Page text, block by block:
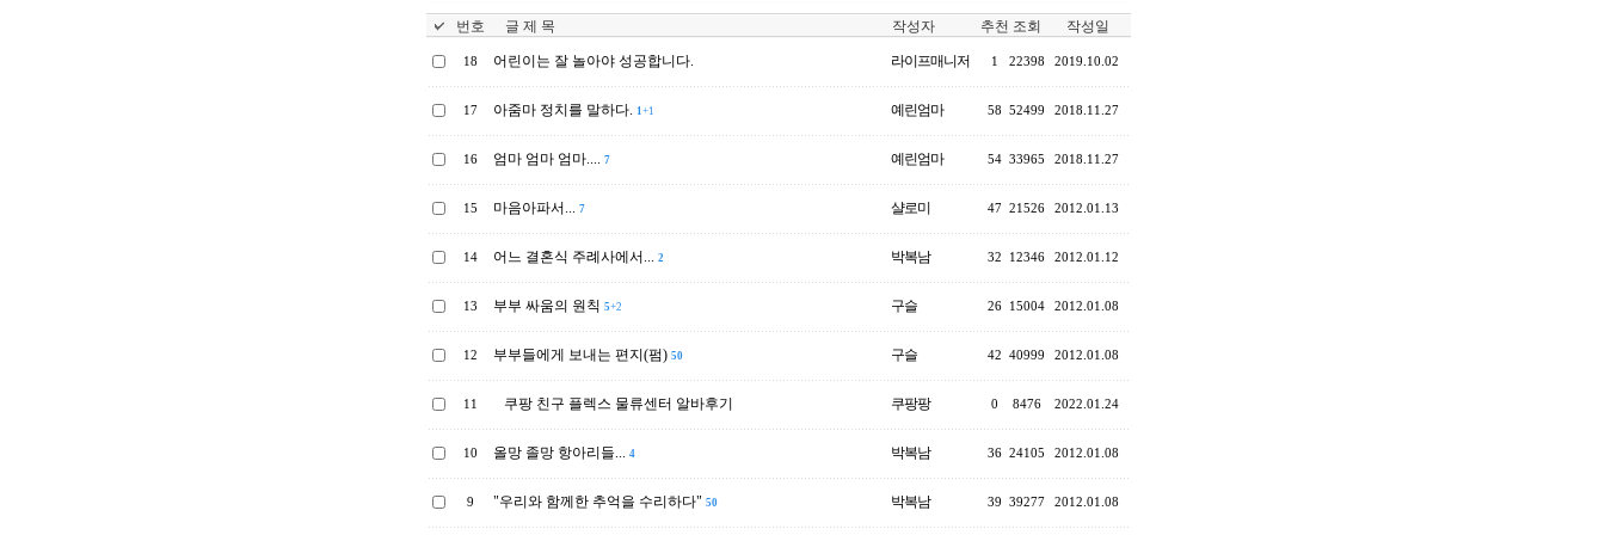
번호 글 제 목 작성자 추천 조회 작성일
18 어린이는 잘 놀아야 성공합니다. 라이프매니저 1 22398 2019.10.02
17 아줌마 정치를 말하다. 1+1 예린엄마 58 52499 2018.11.27
16 엄마 엄마 엄마.... 7 예린엄마 54 33965 2018.11.27
15 마음아파서... 7 샬로미 47 21526 2012.01.13
14 어느 결혼식 주례사에서... 2 박복남 32 12346 2012.01.12
13 부부 싸움의 원칙 5+2 구슬 26 15004 2012.01.08
12 부부들에게 보내는 편지(펌) 50 구슬 42 40999 2012.01.08
11 쿠팡 친구 플렉스 물류센터 알바후기 쿠팡팡 0 8476 2022.01.24
10 올망 졸망 항아리들... 4 박복남 36 24105 2012.01.08
9 "우리와 함께한 추억을 수리하다" 50 박복남 39 39277 2012.01.08